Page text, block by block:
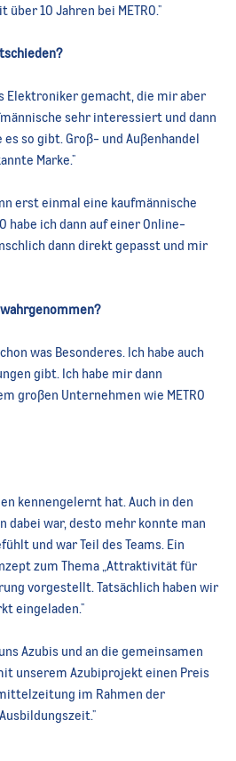
10 Jahren bei METRO."
Elektroniker gemacht, die mir aber
sehr interessiert und dann
so gibt. Groß- und Außenhandel
Marke."
erst einmal eine kaufmännische
habe ich dann auf einer Online-
dann direkt gepasst und mir
was Besonderes. Ich habe auch
gibt. Ich habe mir dann
großen Unternehmen wie METRO
kennengelernt hat. Auch in den
dabei war, desto mehr konnte man
und war Teil des Teams. Ein
zum Thema „Attraktivität für
vorgestellt. Tatsächlich haben wir
eingeladen."
Azubis und an die gemeinsamen
unserem Azubiprojekt einen Preis
im Rahmen der
"